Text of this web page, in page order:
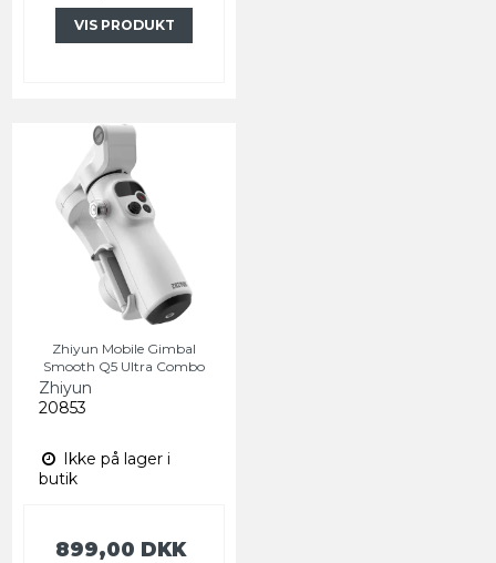
VIS PRODUKT
Zhiyun Mobile Gimbal
Smooth Q5 Ultra Combo
Zhiyun
20853
Ikke på lager i
butik
899,00 DKK